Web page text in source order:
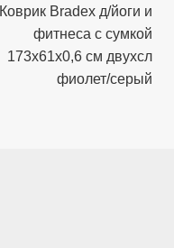
Коврик Bradex д/йоги и
фитнеса с сумкой
173х61х0,6 см двухсл
фиолет/серый